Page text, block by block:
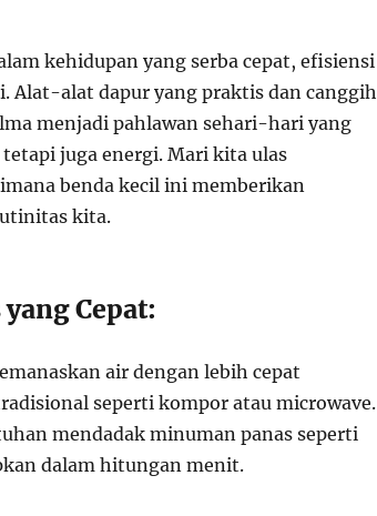
kehidupan yang serba cepat, efisiensi
Alat-alat dapur yang praktis dan canggih
menjadi pahlawan sehari-hari yang
juga energi. Mari kita ulas
benda kecil ini memberikan
kita.
Cepat:
air dengan lebih cepat
seperti kompor atau microwave.
mendadak minuman panas seperti
dalam hitungan menit.